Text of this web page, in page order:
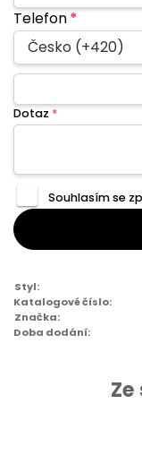
Telefon*
Česko (+420)
Dotaz *
Souhlasím se
Styl:
Katalogové číslo:
Značka:
Doba dodání: